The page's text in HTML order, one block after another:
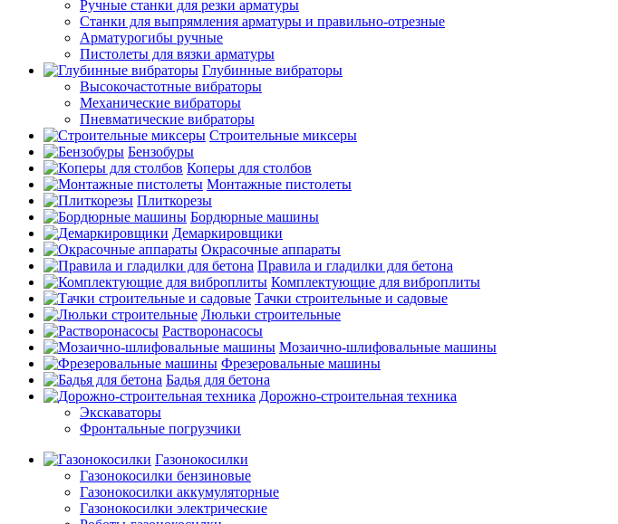
Ручные станки для резки арматуры
Станки для выпрямления арматуры и правильно-отрезные
Арматурогибы ручные
Пистолеты для вязки арматуры
Глубинные вибраторы
Высокочастотные вибраторы
Механические вибраторы
Пневматические вибраторы
Строительные миксеры
Бензобуры
Коперы для столбов
Монтажные пистолеты
Плиткорезы
Бордюрные машины
Демаркировщики
Окрасочные аппараты
Правила и гладилки для бетона
Комплектующие для виброплиты
Тачки строительные и садовые
Люльки строительные
Растворонасосы
Мозаично-шлифовальные машины
Фрезеровальные машины
Бадья для бетона
Дорожно-строительная техника
Экскаваторы
Фронтальные погрузчики
Газонокосилки
Газонокосилки бензиновые
Газонокосилки аккумуляторные
Газонокосилки электрические